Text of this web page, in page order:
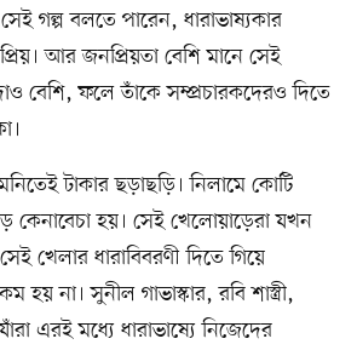
গল্প বলতে পারেন, ধারাভাষ্যকার
আর জনপ্রিয়তা বেশি মানে সেই
বেশি, ফলে তাঁকে সম্প্রচারকদেরও দিতে
টাকার ছড়াছড়ি। নিলামে কোটি
কেনাবেচা হয়। সেই খেলোয়াড়েরা যখন
খেলার ধারাবিবরণী দিতে গিয়ে
না। সুনীল গাভাস্কার, রবি শাস্ত্রী,
এরই মধ্যে ধারাভাষ্যে নিজেদের